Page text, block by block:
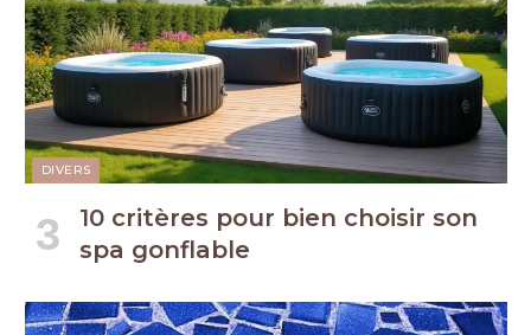
DIVERS
10 critères pour bien choisir son
spa gonflable